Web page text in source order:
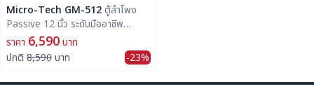
Micro-Tech GM-512
Passive 12 นิ้ว ระดับมืออาชีพ
(400W - 1600W)
ราคา 6,590 บาท
ปกติ 8,590 บาท -23%